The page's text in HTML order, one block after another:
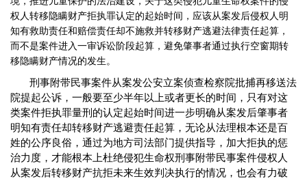
权人转移隐瞒财产拒执罪认定的起始时间，应该从案发后侵权人明
知有救助责任和赔偿责任却不施救并转移财产逃避法律责任起算，
而不是案件进入一审诉讼阶段起算，避免肇事者通过执行空窗期转
移隐瞒财产情况的发生。
刑事附带民事案件从案发公安立案侦查检察院批捕再移送法
院提起公诉，一般要至少半年以上或者更长的时间，只有对这
类案件拒执罪量刑的认定起始时间进一步明确从案发后肇事者
明知有责任却转移财产逃避责任起算，无论从法理根本还是百
姓的公序良俗，通过为地方司法部门提供指导，加大拒执的惩
治力度，才能根本上杜绝侵犯生命权刑事附带民事案件侵权人
从案发后转移财产抗拒未来生效判决执行的情况，也会有力破